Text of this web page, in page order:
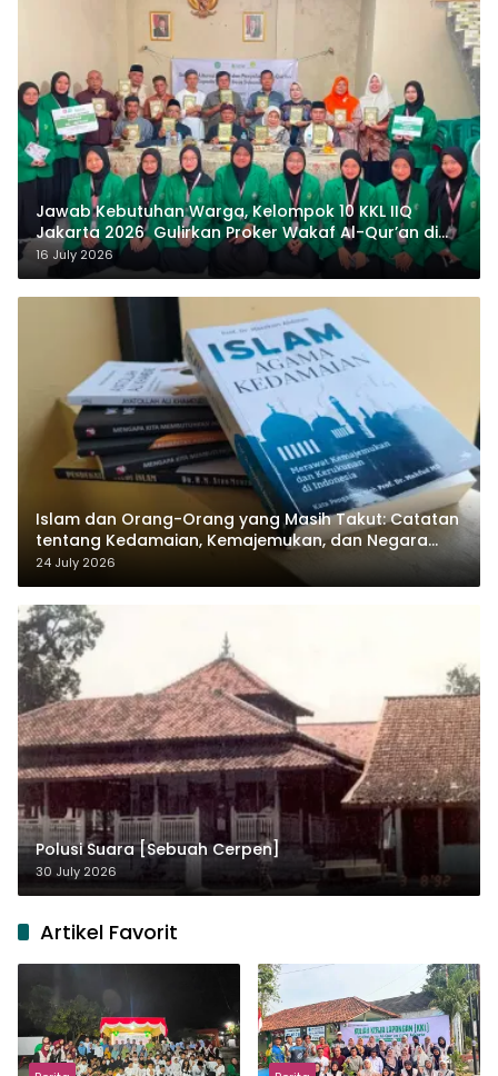
Jawab Kebutuhan Warga, Kelompok 10 KKL IIQ
Jakarta 2026 Gulirkan Proker Wakaf Al-Qur’an di
Sukamanah
16 July 2026
Islam dan Orang-Orang yang Masih Takut: Catatan
tentang Kedamaian, Kemajemukan, dan Negara
dalam Pemikiran Masykuri Abdillah
24 July 2026
Polusi Suara [Sebuah Cerpen]
30 July 2026
Artikel Favorit